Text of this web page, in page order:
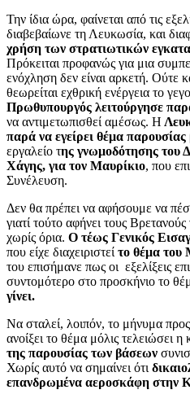
Την ίδια ώρα, φαίνεται από τις
διαβεβαίωνε τη Λευκωσία, και
χρήση των στρατιωτικών
Πρόκειται προφανώς για μια
ενόχληση δεν είναι αρκετή. Ούτε
θεωρείται εχθρική ενέργεια το
Πρωθυπουργός λειτούργησε
να αντιμετωπισθεί αμέσως. Η
παρά να εγείρει θέμα
εργαλείο της γνωμοδότησης του
Χάγης, για τον Μαυρίκιο, που
Συνέλευση.
Δεν θα πρέπει να αφήσουμε να
γιατί τούτο αφήνει τους
χωρίς όρια. Ο τέως Γενικός
που είχε διαχειριστεί το θέμα του
του επισήμανε πως οι εξελίξεις
συντομότερο στο προσκήνιο τo
γίνει.
Να σταλεί, λοιπόν, το μήνυμα
ανοίξει το θέμα μόλις τελειώσει
της παρουσίας των βάσεων
Χωρίς αυτό να σημαίνει ότι
επανδρωμένα αεροσκάφη στην